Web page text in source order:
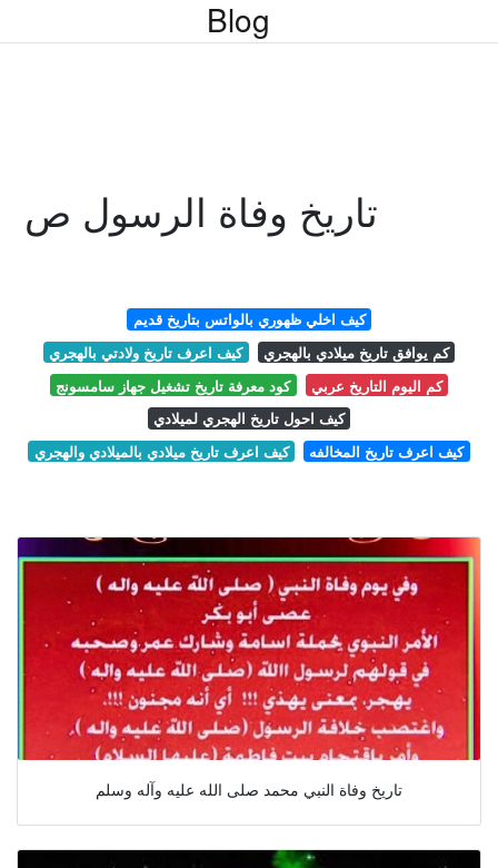
Blog
تاريخ وفاة الرسول ص
كيف اخلي ظهوري بالواتس بتاريخ قديم
كيف اعرف تاريخ ولادتي بالهجري
كم يوافق تاريخ ميلادي بالهجري
كود معرفة تاريخ تشغيل جهاز سامسونج
كم اليوم التاريخ عربي
كيف احول تاريخ الهجري لميلادي
كيف اعرف تاريخ ميلادي بالميلادي والهجري
كيف اعرف تاريخ المخالفه
تاريخ وفاة النبي محمد صلى الله عليه وآله وسلم